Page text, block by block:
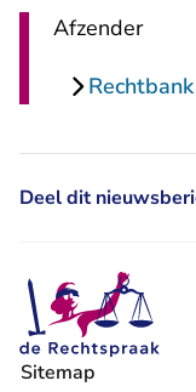
Afzender
Deel dit
Sitemap